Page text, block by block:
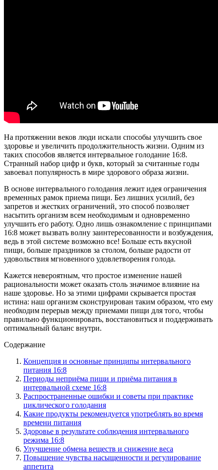
На протяжении веков люди искали способы улучшить свое
здоровье и увеличить продолжительность жизни. Одним из
таких способов является интервальное голодание 16:8.
Странный набор цифр и букв, который за считанные годы
завоевал популярность в мире здорового образа жизни.
В основе интервального голодания лежит идея ограничения
временных рамок приема пищи. Без лишних усилий, без
запретов и жестких ограничений, это способ позволяет
насытить организм всем необходимым и одновременно
улучшить его работу. Одно лишь ознакомление с принципами
16:8 может вызвать волну заинтересованности и возбуждения,
ведь в этой системе возможно все! Больше есть вкусной
пищи, больше праздников за столом, больше радости от
удовольствия мгновенного удовлетворения голода.
Кажется невероятным, что простое изменение нашей
рациональности может оказать столь значимое влияние на
наше здоровье. Но за этими цифрами скрывается простая
истина: наш организм сконструирован таким образом, что ему
необходим перерыв между приемами пищи для того, чтобы
правильно функционировать, восстановиться и поддерживать
оптимальный баланс внутри.
Содержание
Концепция и основные принципы интервального
питания 16:8
Периоды неприёма пищи и приёма питания в
интервальной схеме 16:8
Распространенные ошибки и советы при практике
циклического голодания
Какие продукты рекомендуется употреблять во время
времени питания
Здоровье в результате соблюдения интервального
режима 16:8
Улучшение обмена веществ и снижение веса
Повышение чувства насыщенности и регулирование
аппетита